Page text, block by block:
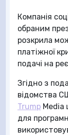
Компанія
обраним
розкрила
платіжної
подачі на
Згідно з
відомства
Trump Media
для